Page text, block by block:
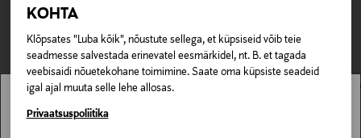
KOHTA
Klõpsates "Luba kõik", nõustute sellega, et küpsiseid võib teie
seadmesse salvestada erinevatel eesmärkidel, nt. B. et tagada
veebisaidi nõuetekohane toimimine. Saate oma küpsiste seadeid
igal ajal muuta selle lehe allosas.
Privaatsuspoliitika
Tootenumber
178296588
Materjal
0,00 € – 4,90 €
TEISED KLIENDID
VAATASID KA
Stockmann pole Sinu riigis saadaval.